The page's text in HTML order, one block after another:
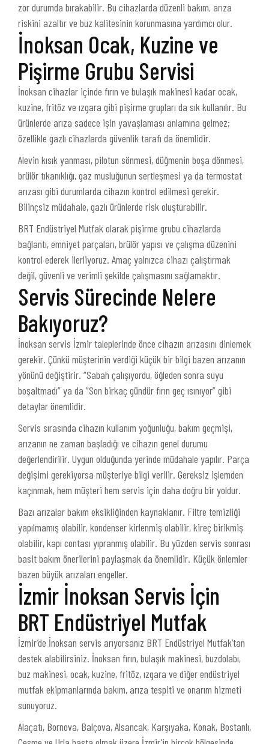
zor durumda bırakabilir. Bu cihazlarda düzenli bakım, arıza
riskini azaltır ve buz kalitesinin korunmasına yardımcı olur.
İnoksan Ocak, Kuzine ve
Pişirme Grubu Servisi
İnoksan cihazlar içinde fırın ve bulaşık makinesi kadar ocak,
kuzine, fritöz ve ızgara gibi pişirme grupları da sık kullanılır. Bu
ürünlerde arıza sadece işin yavaşlaması anlamına gelmez;
özellikle gazlı cihazlarda güvenlik tarafı da önemlidir.
Alevin kısık yanması, pilotun sönmesi, düğmenin boşa dönmesi,
brülör tıkanıklığı, gaz musluğunun sertleşmesi ya da termostat
arızası gibi durumlarda cihazın kontrol edilmesi gerekir.
Bilinçsiz müdahale, gazlı ürünlerde risk oluşturabilir.
BRT Endüstriyel Mutfak olarak pişirme grubu cihazlarda
bağlantı, emniyet parçaları, brülör yapısı ve çalışma düzenini
kontrol ederek ilerliyoruz. Amaç yalnızca cihazı çalıştırmak
değil, güvenli ve verimli şekilde çalışmasını sağlamaktır.
Servis Sürecinde Nelere
Bakıyoruz?
İnoksan servis İzmir taleplerinde önce cihazın arızasını dinlemek
gerekir. Çünkü müşterinin verdiği küçük bir bilgi bazen arızanın
yönünü değiştirir. “Sabah çalışıyordu, öğleden sonra suyu
boşaltmadı” ya da “Son birkaç gündür fırın geç ısınıyor” gibi
detaylar önemlidir.
Servis sırasında cihazın kullanım yoğunluğu, bakım geçmişi,
arızanın ne zaman başladığı ve cihazın genel durumu
değerlendirilir. Uygun olduğunda yerinde müdahale yapılır. Parça
değişimi gerekiyorsa müşteriye bilgi verilir. Gereksiz işlemden
kaçınmak, hem müşteri hem servis için daha doğru bir yoldur.
Bazı arızalar bakım eksikliğinden kaynaklanır. Filtre temizliği
yapılmamış olabilir, kondenser kirlenmiş olabilir, kireç birikmiş
olabilir, kapı contası yıpranmış olabilir. Bu yüzden servis sonrası
basit bakım önerilerini paylaşmak da önemlidir. Küçük önlemler
bazen büyük arızaları engeller.
İzmir İnoksan Servis İçin
BRT Endüstriyel Mutfak
İzmir’de İnoksan servis arıyorsanız BRT Endüstriyel Mutfak’tan
destek alabilirsiniz. İnoksan fırın, bulaşık makinesi, buzdolabı,
buz makinesi, ocak, kuzine, fritöz, ızgara ve diğer endüstriyel
mutfak ekipmanlarında bakım, arıza tespiti ve onarım hizmeti
sunuyoruz.
Alaçatı, Bornova, Balçova, Alsancak, Karşıyaka, Konak, Bostanlı,